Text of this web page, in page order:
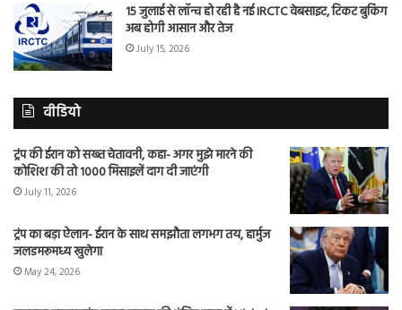
15 जुलाई से लॉन्च हो रही है नई IRCTC वेबसाइट, टिकट बुकिंग
अब होगी आसान और तेज
July 15, 2026
वीडियो
ट्रंप की ईरान को सख्त चेतावनी, कहा- अगर मुझे मारने की
कोशिश की तो 1000 मिसाइलें दाग दी जाएंगी
July 11, 2026
ट्रंप का बड़ा ऐलान- ईरान के साथ समझौता लगभग तय, हार्मुज
जलडमरूमध्य खुलेगा
May 24, 2026